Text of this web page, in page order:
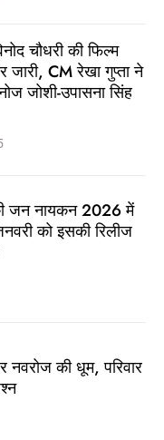
चौधरी की फिल्म
जारी, CM रेखा गुप्ता ने
जोशी-उपासना सिंह
जन नायकन 2026 में
को इसकी रिलीज
नवरोज की धूम, परिवार